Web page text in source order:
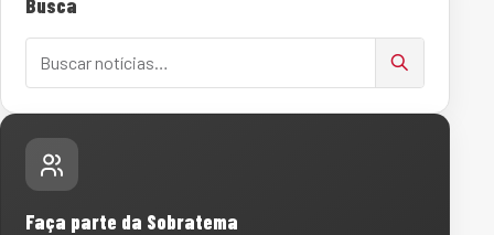
Busca
Faça parte da Sobratema